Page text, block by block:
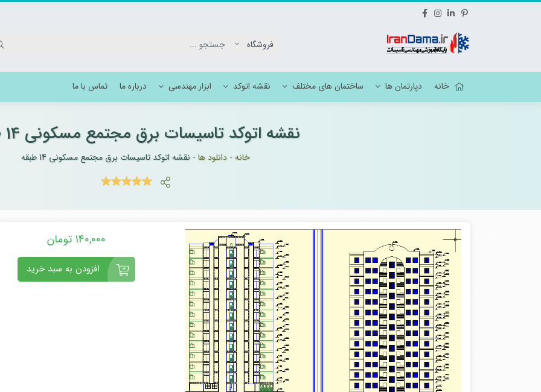
خانه دپارتمان ها ساختمان های مختلف نقشه اتوکد
نقشه اتوکد برق بیمارستان
ابزار مهندسی درباره ما تماس با ما
نقشه اتوکد تاسیسات برق مجتمع مسکونی 14 طبقه
خانه -دانلود ها -نقشه اتوکد تاسیسات برق مجتمع مسکونی 14 طبقه
140,000 تومان
افزودن به سبد خرید